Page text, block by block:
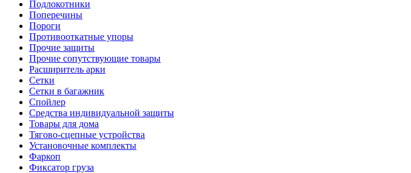
Подлокотники
Поперечины
Пороги
Противооткатные упоры
Прочие защиты
Прочие сопутствующие товары
Расширитель арки
Сетки
Сетки в багажник
Спойлер
Средства индивидуальной защиты
Товары для дома
Тягово-сцепные устройства
Установочные комплекты
Фаркоп
Фиксатор груза